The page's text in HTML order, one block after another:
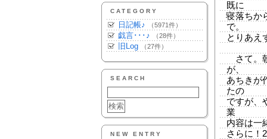
CATEGORY
日記帳♪ （5971件）
戯言･･･♪ （28件）
旧Log （27件）
SEARCH
NEW ENTRY
既に
寝落ちか
で。
とりあえ
さて。
が、
あちきが
たの
ですが、
業
内容は一
さらに！